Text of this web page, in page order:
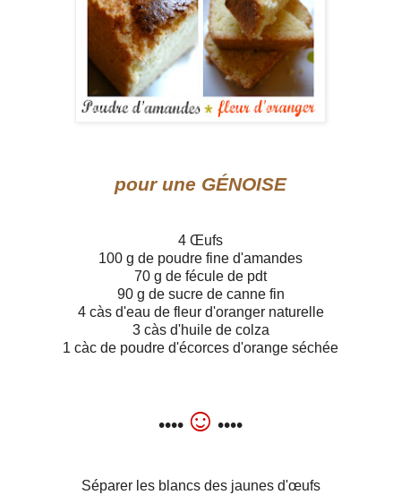
pour une GÉNOISE
4 Œufs
100 g de poudre fine d'amandes
70 g de fécule de pdt
90 g de sucre de canne fin
4 càs d'eau de fleur d'oranger naturelle
3 càs d'huile de colza
1 càc de poudre d'écorces d'orange séchée
•••• ☺ ••••
Séparer les blancs des jaunes d'œufs